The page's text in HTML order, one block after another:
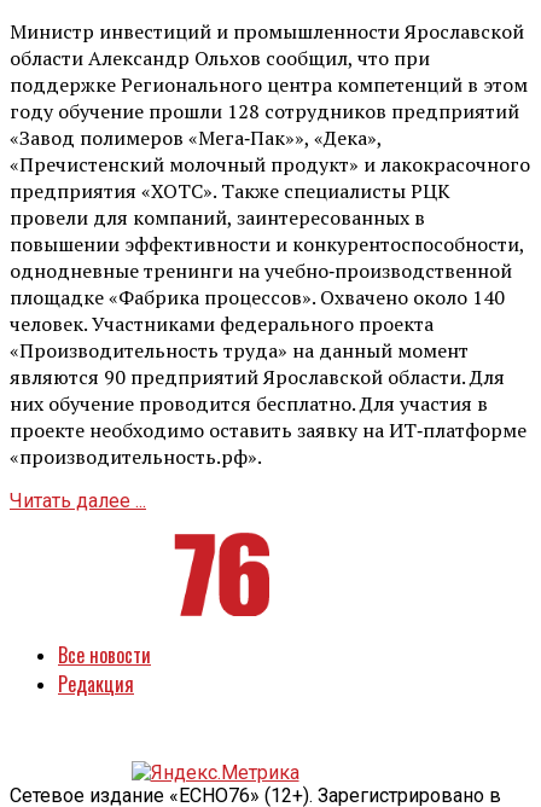
Министр инвестиций и промышленности Ярославской
области Александр Ольхов сообщил, что при
поддержке Регионального центра компетенций в этом
году обучение прошли 128 сотрудников предприятий
«Завод полимеров «Мега‑Пак»», «Дека»,
«Пречистенский молочный продукт» и лакокрасочного
предприятия «ХОТС». Также специалисты РЦК
провели для компаний, заинтересованных в
повышении эффективности и конкурентоспособности,
однодневные тренинги на учебно‑производственной
площадке «Фабрика процессов». Охвачено около 140
человек. Участниками федерального проекта
«Производительность труда» на данный момент
являются 90 предприятий Ярославской области. Для
них обучение проводится бесплатно. Для участия в
проекте необходимо оставить заявку на ИТ‑платформе
«производительность.рф».
Читать далее ...
Все новости
Редакция
Сетевое издание «ECHO76» (12+). Зарегистрировано в